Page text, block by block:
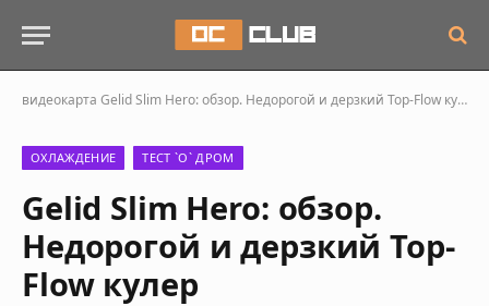
видеокарта Gelid Slim Hero: обзор. Недорогой и дерзкий Top-Flow кулер
ОХЛАЖДЕНИЕ ТЕСТ `О` ДРОМ
Gelid Slim Hero: обзор.
Недорогой и дерзкий Top-
Flow кулер